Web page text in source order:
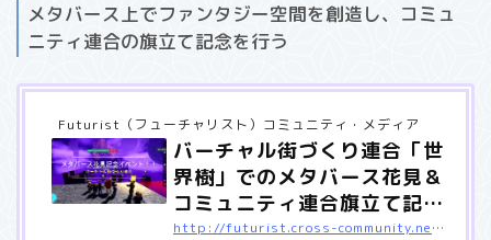
メタバース上でファンタジー空間を創造し、コミュ
ニティ連合の旗立て記念を行う
Futurist（フューチャリスト）コミュニティ・メディア
バーチャル街づくり連合「世
界樹」でのメタバース花見＆
コミュニティ連合旗立て記…
http://futurist.cross-community.net/2022/04/20/metaverse-world-tree/